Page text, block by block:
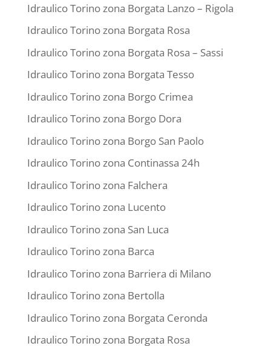
Idraulico Torino zona Borgata Lanzo – Rigola
Idraulico Torino zona Borgata Rosa
Idraulico Torino zona Borgata Rosa – Sassi
Idraulico Torino zona Borgata Tesso
Idraulico Torino zona Borgo Crimea
Idraulico Torino zona Borgo Dora
Idraulico Torino zona Borgo San Paolo
Idraulico Torino zona Continassa 24h
Idraulico Torino zona Falchera
Idraulico Torino zona Lucento
Idraulico Torino zona San Luca
Idraulico Torino zona Barca
Idraulico Torino zona Barriera di Milano
Idraulico Torino zona Bertolla
Idraulico Torino zona Borgata Ceronda
Idraulico Torino zona Borgata Rosa